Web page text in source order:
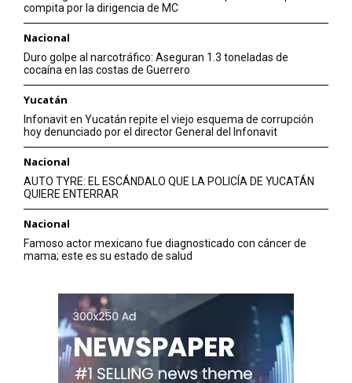
compita por la dirigencia de MC
Nacional
Duro golpe al narcotráfico: Aseguran 1.3 toneladas de
cocaína en las costas de Guerrero
Yucatán
Infonavit en Yucatán repite el viejo esquema de corrupción
hoy denunciado por el director General del Infonavit
Nacional
AUTO TYRE: EL ESCÁNDALO QUE LA POLICÍA DE YUCATÁN
QUIERE ENTERRAR
Nacional
Famoso actor mexicano fue diagnosticado con cáncer de
mama; este es su estado de salud